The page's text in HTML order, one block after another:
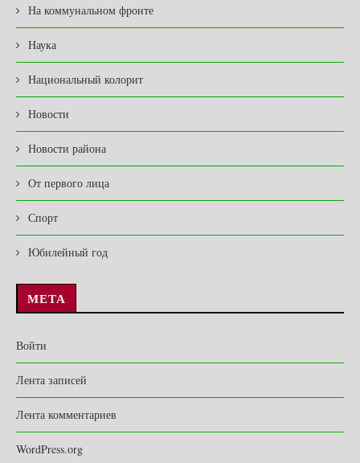
На коммунальном фронте
Наука
Национальный колорит
Новости
Новости района
От первого лица
Спорт
Юбилейный год
МЕТА
Войти
Лента записей
Лента комментариев
WordPress.org